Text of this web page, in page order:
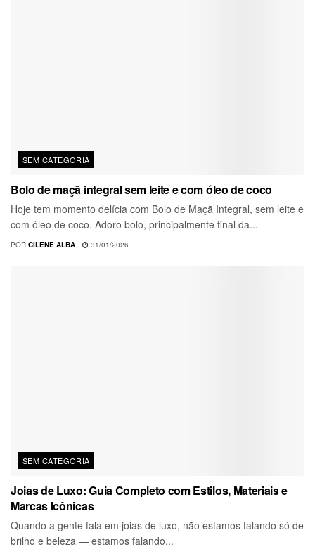
SEM CATEGORIA
Bolo de maçã integral sem leite e com óleo de coco
Hoje tem momento delícia com Bolo de Maçã Integral, sem leite e
com óleo de coco. Adoro bolo, principalmente final da...
POR CILENE ALBA 31/01/2026
SEM CATEGORIA
Joias de Luxo: Guia Completo com Estilos, Materiais e
Marcas Icônicas
Quando a gente fala em joias de luxo, não estamos falando só de
brilho e beleza — estamos falando...